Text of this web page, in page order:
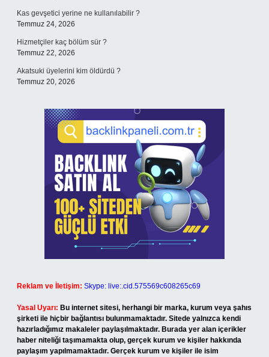
Kas gevşetici yerine ne kullanılabilir ?
Temmuz 24, 2026
Hizmetçiler kaç bölüm sür ?
Temmuz 22, 2026
Akatsuki üyelerini kim öldürdü ?
Temmuz 20, 2026
Reklam ve İletişim: Skype: live:.cid.575569c608265c69
Yasal Uyarı: Bu internet sitesi, herhangi bir marka, kurum veya şahıs
şirketi ile hiçbir bağlantısı bulunmamaktadır. Sitede yalnızca kendi
hazırladığımız makaleler paylaşılmaktadır. Burada yer alan içerikler
haber niteliği taşımamakta olup, gerçek kurum ve kişiler hakkında
paylaşım yapılmamaktadır. Gerçek kurum ve kişiler ile isim